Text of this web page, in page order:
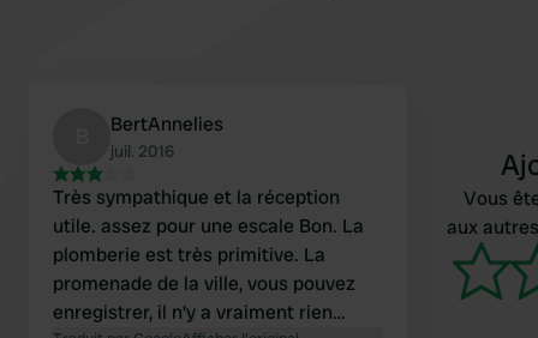
BertAnnelies
juil. 2016
Très sympathique et la réception
utile. assez pour une escale Bon. La
plomberie est très primitive. La
promenade de la ville, vous pouvez
enregistrer, il n'y a vraiment rien
Vous
aux